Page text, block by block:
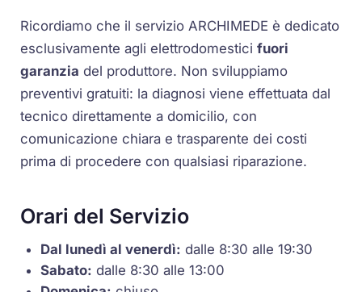
Ricordiamo che il servizio ARCHIMEDE è dedicato
esclusivamente agli elettrodomesticifuori
garanzia del produttore. Non sviluppiamo
preventivi gratuiti: la diagnosi viene effettuata dal
tecnico direttamente a domicilio, con
comunicazione chiara e trasparente dei costi
prima di procedere con qualsiasi riparazione.
Orari del Servizio
Dal lunedì al venerdì: dalle 8:30 alle 19:30
Sabato: dalle 8:30 alle 13:00